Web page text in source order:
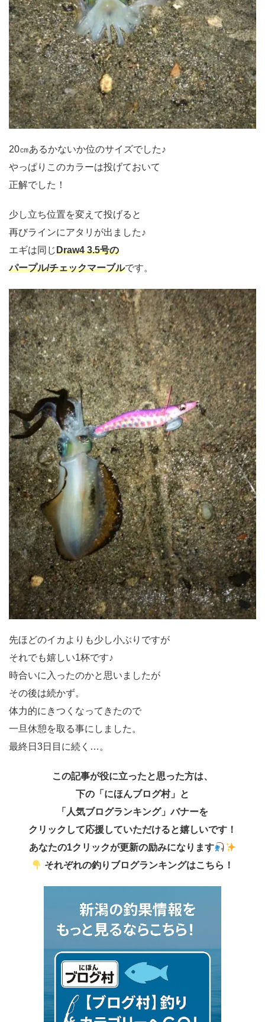
20㎝あるかないか位のサイズでした♪
やっぱりこのカラーは投げておいて
正解でした！
少し立ち位置を変えて投げると
再びラインにアタリが出ました♪
エギは同じDraw4 3.5号の
パープル/チェックマーブルです。
先ほどのイカよりも少し小ぶりですが
それでも嬉しい1杯です♪
時合いに入ったのかと思いましたが
その後は続かず。
体力的にきつくなってきたので
一旦休憩を取る事にしました。
最終日3日目に続く…。
この記事が役に立ったと思った方は、
下の「にほんブログ村」と
「人気ブログランキング」バナーを
クリックして応援していただけると嬉しいです！
あなたの1クリックが更新の励みになります
それぞれの釣りブログランキングはこちら！